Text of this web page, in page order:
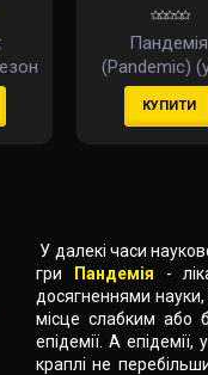
1)
Пандемія
(Pandemic)
КУПИТИ
У далекі часи
гри
Пандемія -
досягненнями науки,
місце слабким або
епідемії. А
краплі не